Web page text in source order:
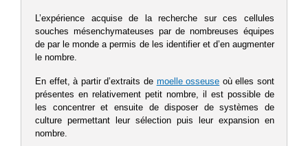
L’expérience acquise de la recherche sur ces cellules
souches mésenchymateuses par de nombreuses équipes
de par le monde a permis de les identifier et d’en augmenter
le nombre.
En effet, à partir d’extraits de moelle osseuse où elles sont
présentes en relativement petit nombre, il est possible de
les concentrer et ensuite de disposer de systèmes de
culture permettant leur sélection puis leur expansion en
nombre.